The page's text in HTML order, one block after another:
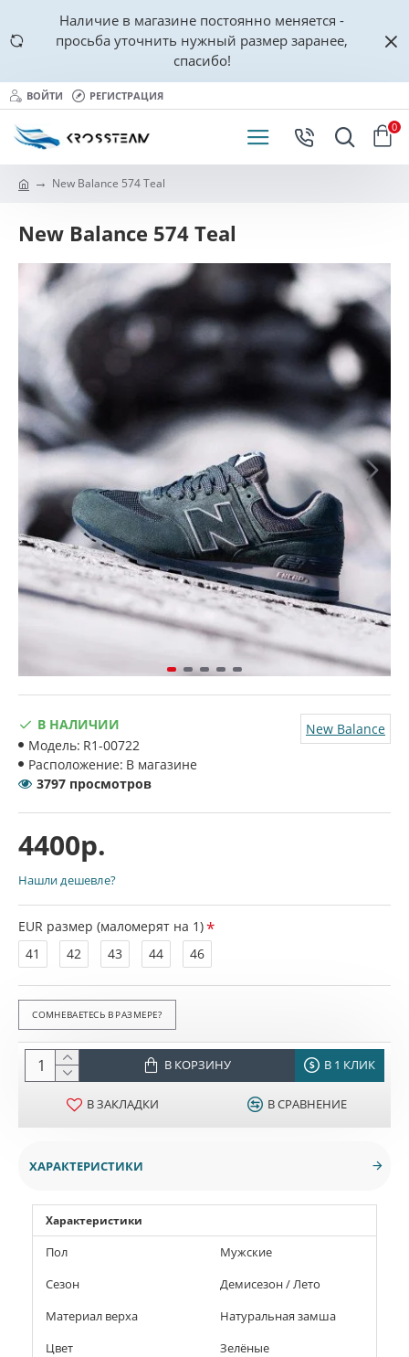
Наличие в магазине постоянно меняется -
просьба уточнить нужный размер заранее,
спасибо!
ВОЙТИ РЕГИСТРАЦИЯ
0
New Balance 574 Teal
New Balance 574 Teal
4400р.
В НАЛИЧИИ
Модель: R1-00722
Расположение: В магазине
New Balance
3797 просмотров
EUR размер (маломерят на 1)
41
42 43 44 46
В КОРЗИНУ В 1 КЛИК
В ЗАКЛАДКИ В СРАВНЕНИЕ
Нашли дешевле?
ХАРАКТЕРИСТИКИ
Характеристики
Пол
Мужские
Сезон
Демисезон / Лето
Материал верха
Натуральная замша
Цвет
Зелёные
СОМНЕВАЕТЕСЬ В РАЗМЕРЕ?